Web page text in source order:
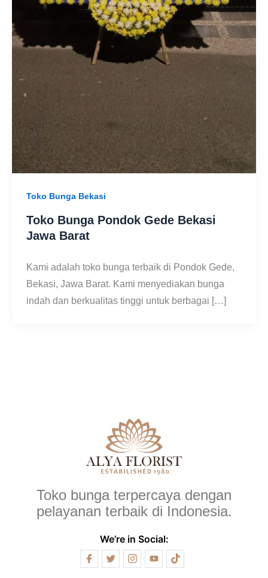
Toko Bunga Bekasi
Toko Bunga Pondok Gede Bekasi
Jawa Barat
Kami adalah toko bunga terbaik di Pondok Gede,
Bekasi, Jawa Barat. Kami menyediakan bunga
indah dan berkualitas tinggi untuk berbagai […]
Toko bunga terpercaya dengan
pelayanan terbaik di Indonesia.
We’re in Social: